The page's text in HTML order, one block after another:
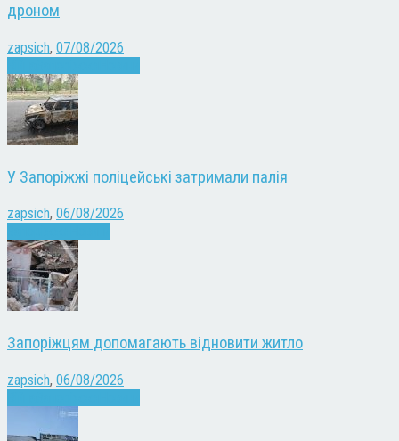
дроном
zapsich, 07/08/2026
У Запоріжжі поліцейські затримали палія
zapsich, 06/08/2026
Запоріжцям допомагають відновити житло
zapsich, 06/08/2026